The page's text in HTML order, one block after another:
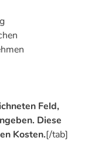
Feld,
Diese
Kosten.[/tab]